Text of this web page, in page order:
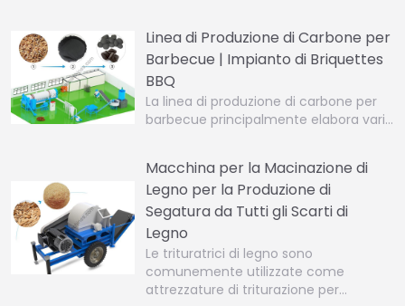
Linea di Produzione di Carbone per
Barbecue | Impianto di Briquettes
BBQ
La linea di produzione di carbone per
barbecue principalmente elabora vari…
Macchina per la Macinazione di
Legno per la Produzione di
Segatura da Tutti gli Scarti di
Legno
Le trituratrici di legno sono
comunemente utilizzate come
attrezzature di triturazione per…